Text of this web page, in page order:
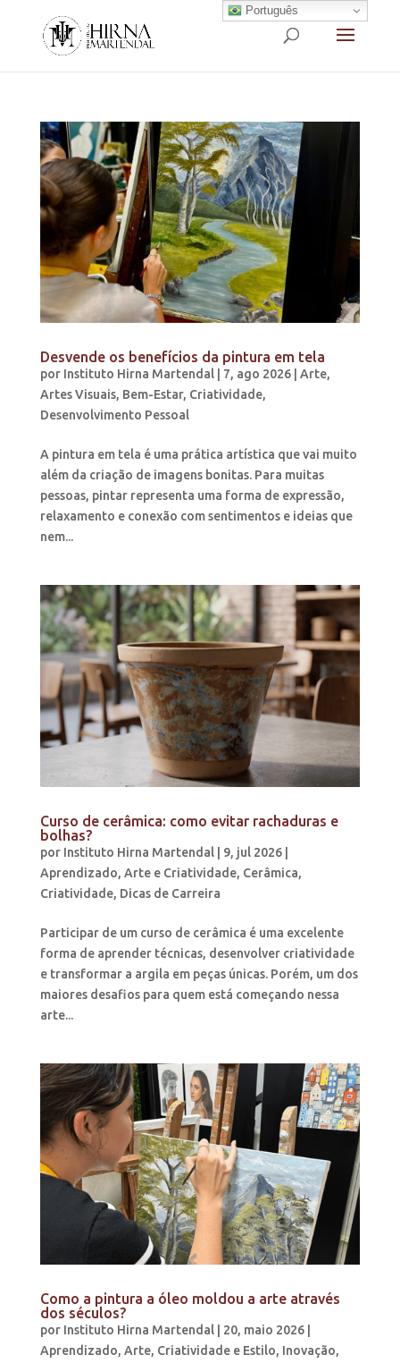
Desvende os benefícios da pintura em tela
por Instituto Hirna Martendal| 7, ago 2026| Arte,
Artes Visuais, Bem-Estar, Criatividade,
Desenvolvimento Pessoal
A pintura em tela é uma prática artística que vai muito
além da criação de imagens bonitas. Para muitas
pessoas, pintar representa uma forma de expressão,
relaxamento e conexão com sentimentos e ideias que
nem...
Curso de cerâmica: como evitar rachaduras e
bolhas?
por Instituto Hirna Martendal| 9, jul 2026|
Aprendizado, Arte e Criatividade, Cerâmica,
Criatividade, Dicas de Carreira
Participar de um curso de cerâmica é uma excelente
forma de aprender técnicas, desenvolver criatividade
e transformar a argila em peças únicas. Porém, um dos
maiores desafios para quem está começando nessa
arte...
Como a pintura a óleo moldou a arte através
dos séculos?
por Instituto Hirna Martendal| 20, maio 2026|
Aprendizado, Arte, Criatividade e Estilo, Inovação,
Português